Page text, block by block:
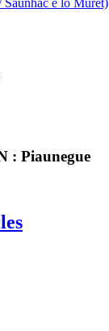
Saunhac e lo Muret)
: Piaunegue